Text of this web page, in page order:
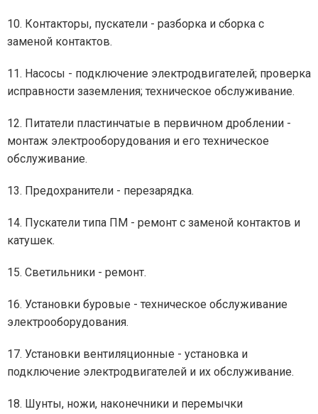
10. Контакторы, пускатели - разборка и сборка с
заменой контактов.
11. Насосы - подключение электродвигателей; проверка
исправности заземления; техническое обслуживание.
12. Питатели пластинчатые в первичном дроблении -
монтаж электрооборудования и его техническое
обслуживание.
13. Предохранители - перезарядка.
14. Пускатели типа ПМ - ремонт с заменой контактов и
катушек.
15. Светильники - ремонт.
16. Установки буровые - техническое обслуживание
электрооборудования.
17. Установки вентиляционные - установка и
подключение электродвигателей и их обслуживание.
18. Шунты, ножи, наконечники и перемычки